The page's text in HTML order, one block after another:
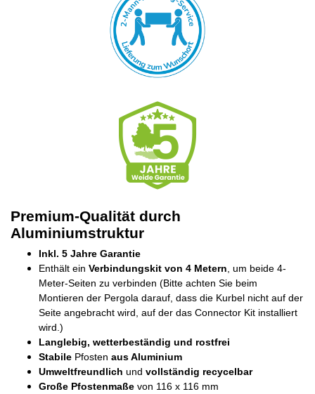
Premium-Qualität durch
Aluminiumstruktur
Inkl. 5 Jahre Garantie
Enthält ein Verbindungskit von 4 Metern , um beide 4-
Meter-Seiten zu verbinden (Bitte achten Sie beim
Montieren der Pergola darauf, dass die Kurbel nicht auf der
Seite angebracht wird, auf der das Connector Kit installiert
wird.)
Langlebig, wetterbeständig und rostfrei
Stabile Pfosten aus Aluminium
Umweltfreundlich und vollständig recycelbar
Große Pfostenmaße von 116 x 116 mm